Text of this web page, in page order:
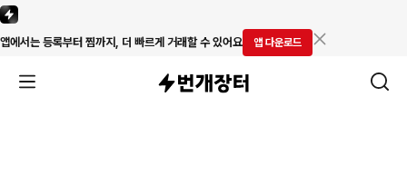
앱에서는 등록부터 찜까지, 더 빠르게 거래할 수 있어요 앱 다운로드